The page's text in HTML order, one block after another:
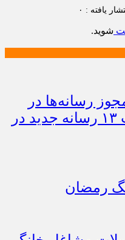
یافته : ۰
شوید.
مجوز رسانه‌ها در
خراسان شمالی / فعالیت ۱۳ رسانه جدید در
رمضان